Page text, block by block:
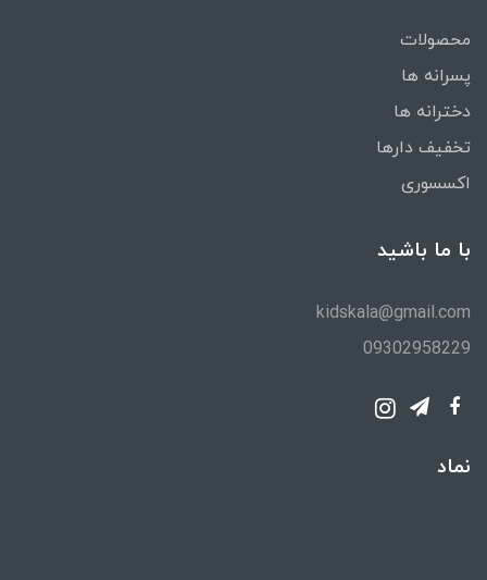
محصولات
پسرانه ها
دخترانه ها
تخفیف دارها
اکسسوری
با ما باشید
kidskala@gmail.com
09302958229
نماد